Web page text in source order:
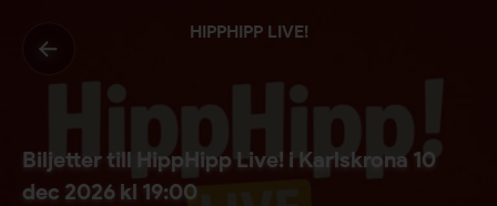
HIPPHIPP LIVE!
Biljetter till HippHipp Live! i Karlskrona 10
dec 2026 kl 19:00